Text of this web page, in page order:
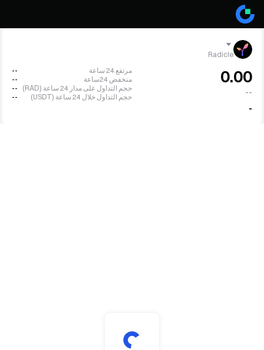
Radicle
0.00
--
-
مرتفع 24 ساعة
--
منخفض 24ساعة
--
حجم التداول على مدار 24 ساعة (RAD)
--
حجم التداول خلال 24 ساعة (USDT)
--